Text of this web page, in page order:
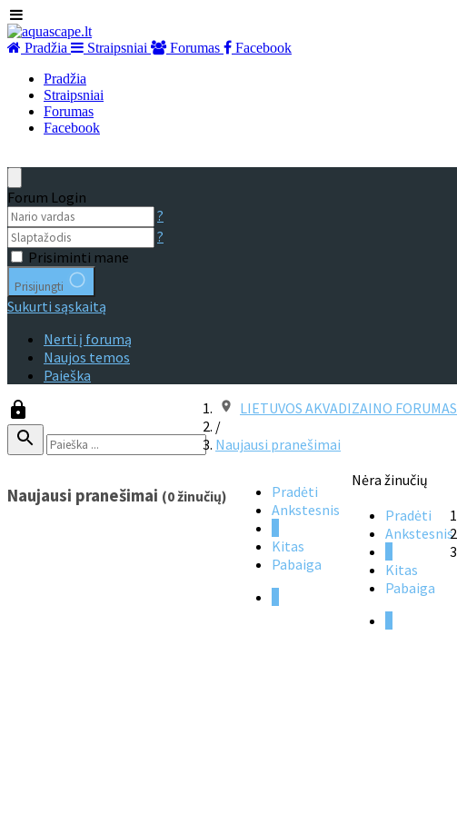
Pradžia Straipsniai Forumas
Facebook
Pradžia
Straipsniai
Forumas
Facebook
Forum Login
?
?
Prisiminti mane
Prisijungti
Sukurti sąskaitą
Nerti į forumą
Naujos temos
Paieška
LIETUVOS AKVADIZAINO FORUMAS
/
Naujausi pranešimai
Naujausi pranešimai (0 žinučių)
Pradėti
Ankstesnis
Kitas
Pabaiga
Nėra žinučių
Pradėti
Ankstesnis
Kitas
Pabaiga